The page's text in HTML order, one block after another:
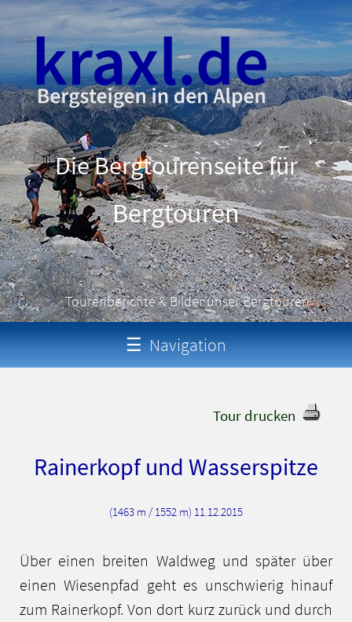
Die Bergtourenseite für
Schneeschuhtouren
Tourenberichte & Bilder unser Bergtouren
☰Navigation
Tour drucken
Rainerkopf und Wasserspitze
(1463 m / 1552 m) 11.12.2015
Über einen breiten Waldweg und später über
einen Wiesenpfad geht es unschwierig hinauf
zum Rainerkopf. Von dort kurz zurück und durch